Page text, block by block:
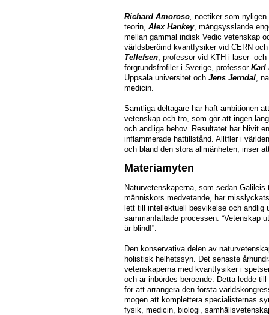
Richard Amoroso, noetiker som
teorin, Alex Hankey, mångsysslande
mellan gammal indisk Vedic vetenskap
världsberömd kvantfysiker vid CERN
Tellefsen, professor vid KTH i laser-
förgrundsfrofiler i Sverige, professor Karl
Uppsala universitet och Jens Jerndal,
medicin.
Samtliga deltagare har haft ambitionen
vetenskap och tro, som gör att ingen
och andliga behov. Resultatet har blivit
inflammerade hattillstånd. Alltfler i
och bland den stora allmänheten, inser
Materiamyten
Naturvetenskaperna, som sedan
människors medvetande, har
lett till intellektuell besvikelse och andlig
sammanfattade processen: “Vetenskap
är blind!”.
Den konservativa delen av
holistisk helhetssyn. Det senaste
vetenskaperna med kvantfysiker i
och är inbördes beroende. Detta ledde
för att arrangera den första
mogen att komplettera specialisternas
fysik, medicin, biologi,